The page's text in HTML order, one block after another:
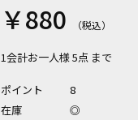
￥880
1会計お一人様 5点 まで
ポイント
8
在庫
◎